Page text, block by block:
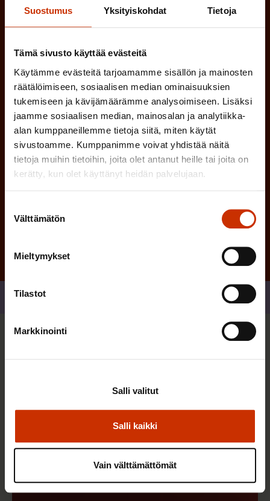
Suostumus Yksityiskohdat Tietoja
Tämä sivusto käyttää evästeitä
Käytämme evästeitä tarjoamamme sisällön ja mainosten
räätälöimiseen, sosiaalisen median ominaisuuksien
tukemiseen ja kävijämäärämme analysoimiseen. Lisäksi
jaamme sosiaalisen median, mainosalan ja analytiikka-
alan kumppaneillemme tietoja siitä, miten käytät
sivustoamme. Kumppanimme voivat yhdistää näitä
tietoja muihin tietoihin, joita olet antanut heille tai joita on
kerätty, kun olet käyttänyt heidän palvelujaan.
valinta
Välttämätön
Mieltymykset
Tilastot
Markkinointi
Salli kaikki
Salli valitut
Vain välttämättömät
n
n
)